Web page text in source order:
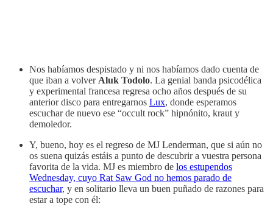
Nos habíamos despistado y ni nos habíamos dado cuenta de
que iban a volver Aluk Todolo. La genial banda psicodélica
y experimental francesa regresa ocho años después de su
anterior disco para entregarnos Lux, donde esperamos
escuchar de nuevo ese “occult rock” hipnónito, kraut y
demoledor.
Y, bueno, hoy es el regreso de MJ Lenderman, que si aún no
os suena quizás estáis a punto de descubrir a vuestra persona
favorita de la vida. MJ es miembro de los estupendos
Wednesday, cuyo Rat Saw God no hemos parado de
escuchar, y en solitario lleva un buen puñado de razones para
estar a tope con él: